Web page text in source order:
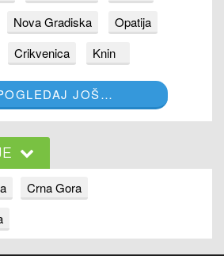
Nova Gradiska
Opatija
Crikvenica Knin
JOŠ…
Crna Gora